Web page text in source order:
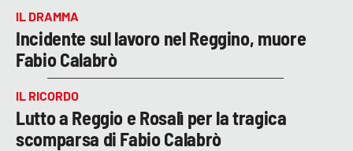
IL DRAMMA
Incidente sul lavoro nel Reggino, muore
Fabio Calabrò
IL RICORDO
Lutto a Reggio e Rosalì per la tragica
scomparsa di Fabio Calabrò